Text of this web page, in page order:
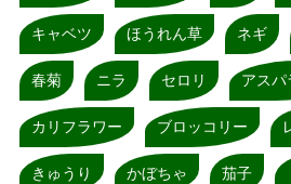
キャベツ ほうれん草 ネギ
春菊 ニラ セロリ アスパ
カリフラワー ブロッコリー
きゅうり かぼちゃ 茄子